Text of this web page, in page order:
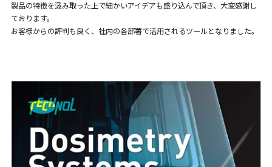
製品の特徴を汲み取った上で細かいアイデアも盛り込んで頂き、大変感謝し
ております。
お客様からの評判も良く、社内の各部署で活用されるツールとなりました。